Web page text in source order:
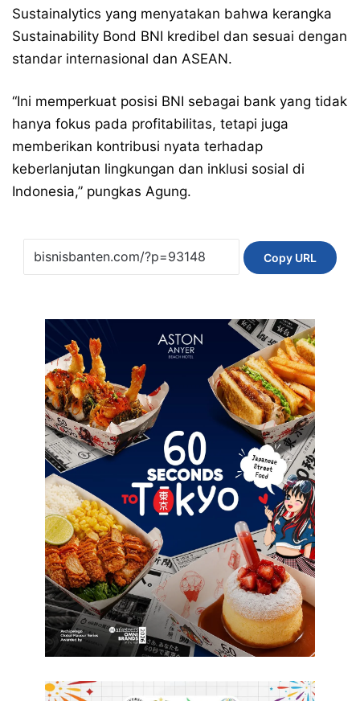
Sustainalytics yang menyatakan bahwa kerangka
Sustainability Bond BNI kredibel dan sesuai dengan
standar internasional dan ASEAN.
“Ini memperkuat posisi BNI sebagai bank yang tidak
hanya fokus pada profitabilitas, tetapi juga
memberikan kontribusi nyata terhadap
keberlanjutan lingkungan dan inklusi sosial di
Indonesia,” pungkas Agung.
Copy URL